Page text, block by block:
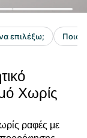
Χωρίς
ραφές με